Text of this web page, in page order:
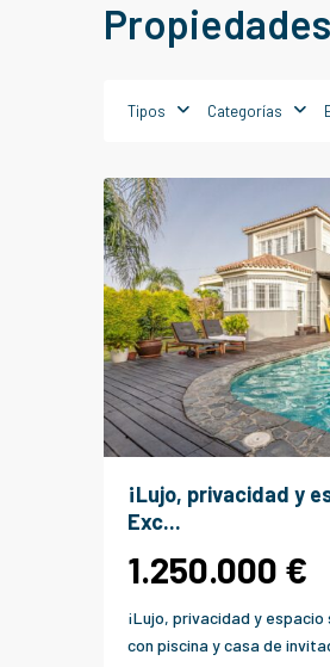
Tipos Categorías
¡Lujo, privacidad y
Exc...
1.250.000 €
¡Lujo, privacidad y
con piscina y casa de